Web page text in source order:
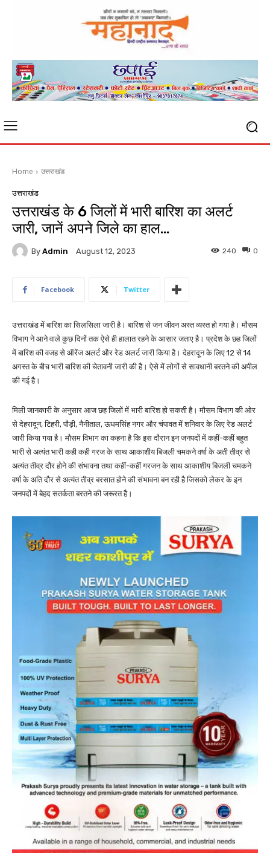
Home उत्तराखंड
उत्तराखंड
उत्तराखंड के 6 जिलों में भारी बारिश का अलर्ट
जारी, जानें अपने जिले का हाल…
By Admin August 12, 2023 0
240
Facebook Twitter
उत्तराखंड में बारिश का सिलसिला जारी है। बारिश से जन जीवन अस्त व्यस्त हो गया है। मौसम
विभाग ने आने वाले कुछ दिनों तक ऐसे ही हालात रहने के आसार जताए है। प्रदेश के छह जिलों
में बारिश की वजह से ऑरेंज अलर्ट और रेड अलर्ट जारी किया है। देहरादून के लिए 12 से 14
अगस्त के बीच भारी बारिश की चेतावनी जारी की है। ऐसे में लोगों से सावधानी बरतने की अपील
की गई है।
मिली जानकारी के अनुसार आज छह जिलों में भारी बारिश हो सकती है। मौसम विभाग की ओर
से देहरादून, टिहरी, पौड़ी, नैनीताल, ऊधमसिंह नगर और चंपावत में शनिवार के लिए रेड अलर्ट
जारी किया गया है। मौसम विभाग का कहना है कि इस दौरान इन जनपदों में कहीं-कहीं बहुत
भारी से अत्यंत भारी कही कही गरज के साथ आकाशीय बिजली चमकने वर्षा के अती तीव्र से
अत्यंत तीव्र दौर होने की संभावना तथा कहीं-कहीं गरजन के साथ आकाशीय बिजली चमकने
वर्षा के अति दौर से अत्यंत तीव्र बरसात होने की संभावना बन रही है जिसको लेकर के इन
जनपदों में बेहद सतर्कता बरतने की जरूरत है।